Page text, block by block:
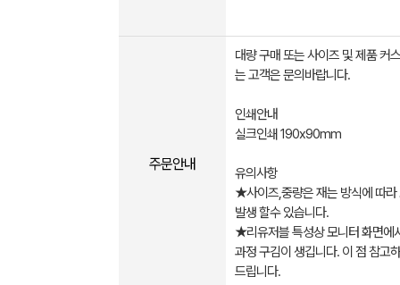
주문안내
대량 구매 또는 사이즈 및 제품 커
는 고객은 문의바랍니다.
인쇄안내
실크인쇄 190x90mm
유의사항
★사이즈,중량은 재는 방식에 따라
발생 할수 있습니다.
★리유저블 특성상 모니터 화면에
과정 구김이 생깁니다. 이 점 참고
드립니다.